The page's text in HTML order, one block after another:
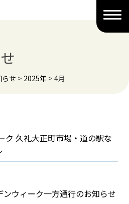
らせ > 2025年 > 4月
ク 久礼大正町市場・道の駅な
ウィーク一方通行のお知らせ